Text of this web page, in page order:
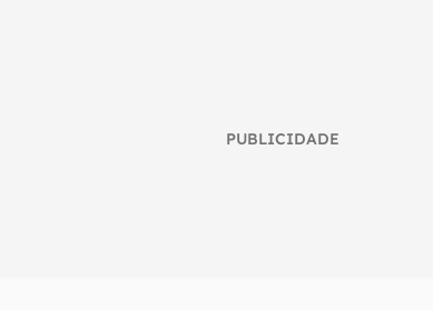
PUBLICIDADE